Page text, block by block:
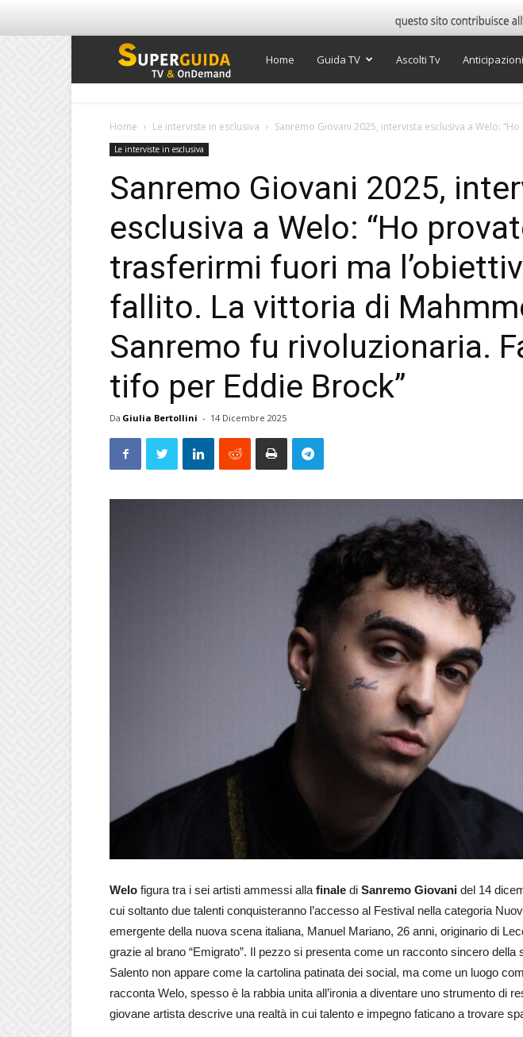
Super
Home Guida TV Ascolti Tv
Home Le interviste in esclusiva Sanremo Giovani 2025, intervista esclusiva a Welo:
Le interviste in esclusiva
Sanremo Giovani 2025,
esclusiva a Welo: “Ho
trasferirmi fuori ma
fallito. La vittoria di
Sanremo fu rivoluzionaria.
tifo per Eddie Brock”
Da Giulia Bertollini - 14 Dicembre 2025
Welo figura tra i sei artisti ammessi alla finale di Sanremo Giovani del 14
cui soltanto due talenti conquisteranno l’accesso al Festival nella categoria
emergente della nuova scena italiana, Manuel Mariano, 26 anni, originario di
grazie al brano “Emigrato”. Il pezzo si presenta come un racconto sincero della
Salento non appare come la cartolina patinata dei social, ma come un luogo
racconta Welo, spesso è la rabbia unita all’ironia a diventare uno strumento di
giovane artista descrive una realtà in cui talento e impegno faticano a trovare